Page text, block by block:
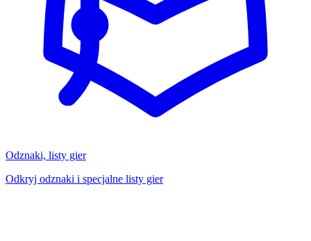
Odznaki, listy gier
Odkryj odznaki i specjalne listy gier